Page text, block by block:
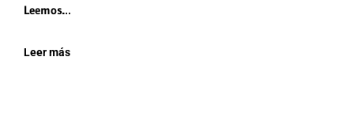
Leemos…
Leer más